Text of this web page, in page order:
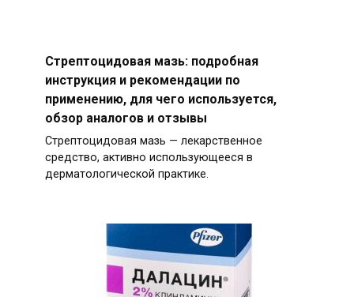
Стрептоцидовая мазь: подробная
инструкция и рекомендации по
применению, для чего используется,
обзор аналогов и отзывы
Стрептоцидовая мазь — лекарственное
средство, активно использующееся в
дерматологической практике.